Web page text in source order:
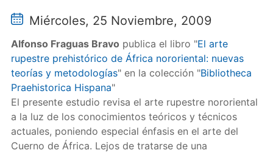
Miércoles, 25 Noviembre, 2009
Alfonso Fraguas Bravo publica el libro "El arte
rupestre prehistórico de África nororiental: nuevas
teorías y metodologías" en la colección "Bibliotheca
Praehistorica Hispana"
El presente estudio revisa el arte rupestre nororiental
a la luz de los conocimientos teóricos y técnicos
actuales, poniendo especial énfasis en el arte del
Cuerno de África. Lejos de tratarse de una